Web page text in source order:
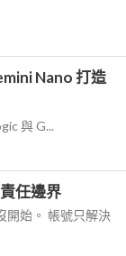
Nano 打造
與 G...
任邊界
開始。 帳號只解決